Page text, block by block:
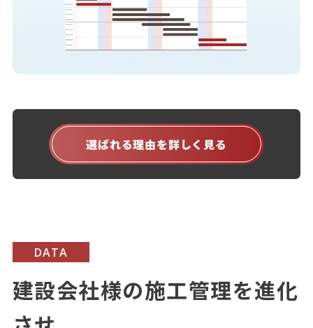
選ばれる理由を詳しく見る
DATA
建設会社様の施工管理を進化